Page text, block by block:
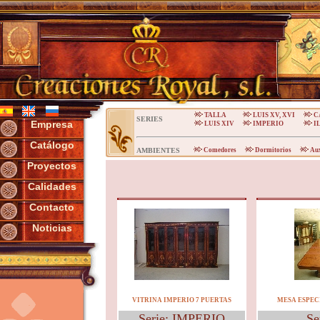
Empresa
Catálogo
Proyectos
Calidades
Contacto
Noticias
SERIES TALLA LUIS XV, XVI
LUIS XIV
IMPERIO
AMBIENTES Comedores Dormitorios
VITRINA IMPERIO 7 PUERTAS MESA